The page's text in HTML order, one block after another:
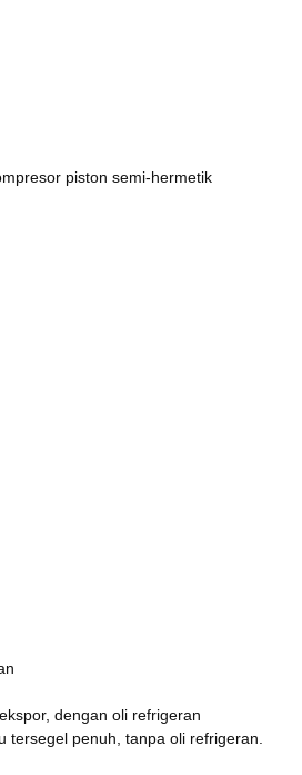
piston semi-hermetik
dengan oli refrigeran
tersegel penuh, tanpa oli refrigeran.